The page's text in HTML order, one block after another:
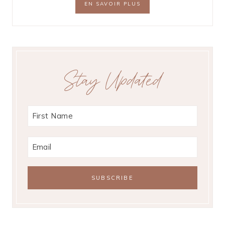
EN SAVOIR PLUS
Stay Updated